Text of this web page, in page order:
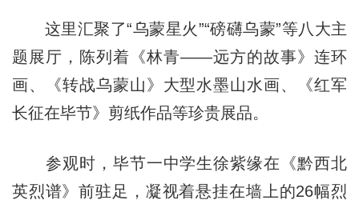
这里汇聚了“乌蒙星火”“磅礴乌蒙”等八大主
题展厅，陈列着《林青——远方的故事》连环
画、《转战乌蒙山》大型水墨山水画、《红军
长征在毕节》剪纸作品等珍贵展品。
参观时，毕节一中学生徐紫缘在《黔西北
英烈谱》前驻足，凝视着悬挂在墙上的26幅烈